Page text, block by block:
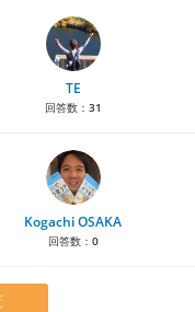
TE
回答数： 31
Kogachi OSAKA
回答数： 0